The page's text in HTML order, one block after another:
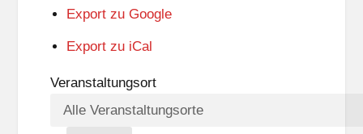
Export zu Google
Export zu iCal
Veranstaltungsort